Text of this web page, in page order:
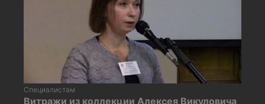
Специалистам
Витражи из коллекции Алексея Викуловича